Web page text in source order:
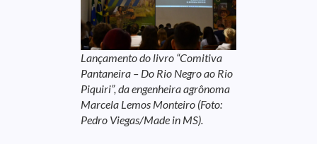
Lançamento do livro “Comitiva
Pantaneira – Do Rio Negro ao Rio
Piquiri”, da engenheira agrônoma
Marcela Lemos Monteiro (Foto:
Pedro Viegas/Made in MS).